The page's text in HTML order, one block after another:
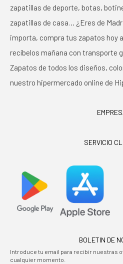
zapatillas de deporte, botas,
zapatillas de casa… ¿Eres de
importa, compra tus zapatos hoy
recíbelos mañana con transporte
Zapatos de todos los diseños,
nuestro hipermercado online de
SERVICIO
BOLETIN DE
Introduce tu email para recibir nuestras
cualquier momento.